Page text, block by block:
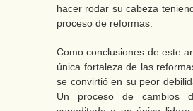
hacer rodar su cabeza
proceso de reformas.
Como conclusiones de este
única fortaleza de las
se convirtió en su peor
Un proceso de cambios